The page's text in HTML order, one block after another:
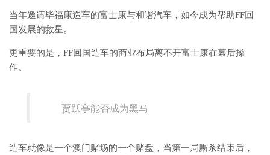
当年邀请毕福康造车的富士康与和谐汽车，如今成为帮助FF回
国发展的救星。
更重要的是，FF回国造车的商业布局离不开富士康在幕后操
作。
贾跃亭能否成为黑马
造车就像是一个澳门赌场的一个赌盘，当第一局厮杀结束后，